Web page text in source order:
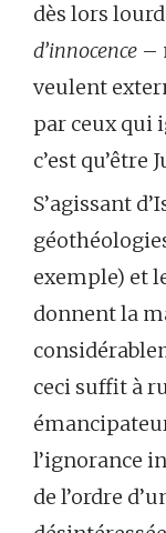
dès lors
d’innocence –
veulent
par ceux qui
c’est qu’être
S’agissant
exemple) et
donnent la
ceci suffit à
l’ignorance
de l’ordre